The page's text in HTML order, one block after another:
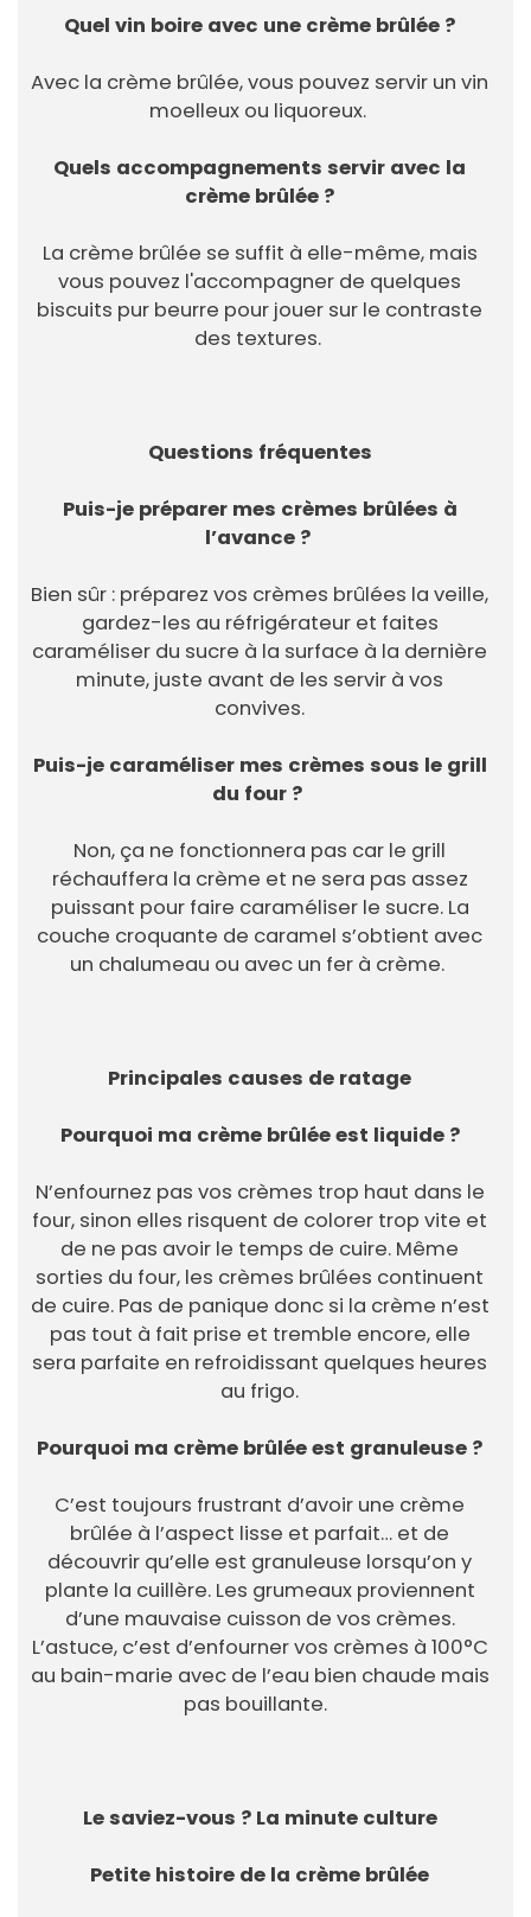
Quel vin boire avec une crème brûlée ?
Avec la crème brûlée, vous pouvez servir un vin
moelleux ou liquoreux.
Quels accompagnements servir avec la
crème brûlée ?
La crème brûlée se suffit à elle-même, mais
vous pouvez l'accompagner de quelques
biscuits pur beurre pour jouer sur le contraste
des textures.
Questions fréquentes
Puis-je préparer mes crèmes brûlées à
l’avance ?
Bien sûr : préparez vos crèmes brûlées la veille,
gardez-les au réfrigérateur et faites
caraméliser du sucre à la surface à la dernière
minute, juste avant de les servir à vos
convives.
Puis-je caraméliser mes crèmes sous le grill
du four ?
Non, ça ne fonctionnera pas car le grill
réchauffera la crème et ne sera pas assez
puissant pour faire caraméliser le sucre. La
couche croquante de caramel s’obtient avec
un chalumeau ou avec un fer à crème.
Principales causes de ratage
Pourquoi ma crème brûlée est liquide ?
N’enfournez pas vos crèmes trop haut dans le
four, sinon elles risquent de colorer trop vite et
de ne pas avoir le temps de cuire. Même
sorties du four, les crèmes brûlées continuent
de cuire. Pas de panique donc si la crème n’est
pas tout à fait prise et tremble encore, elle
sera parfaite en refroidissant quelques heures
au frigo.
Pourquoi ma crème brûlée est granuleuse ?
C’est toujours frustrant d’avoir une crème
brûlée à l’aspect lisse et parfait… et de
découvrir qu’elle est granuleuse lorsqu’on y
plante la cuillère. Les grumeaux proviennent
d’une mauvaise cuisson de vos crèmes.
L’astuce, c’est d’enfourner vos crèmes à 100°C
au bain-marie avec de l’eau bien chaude mais
pas bouillante.
Le saviez-vous ? La minute culture
Petite histoire de la crème brûlée